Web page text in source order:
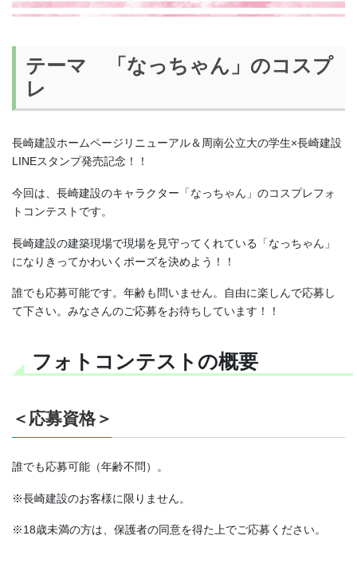
テーマ 「なっちゃん」のコスプ
レ
長崎建設ホームページリニューアル＆周南公立大の学生×長崎建設
LINEスタンプ発売記念！！
今回は、長崎建設のキャラクター「なっちゃん」のコスプレフォ
トコンテストです。
長崎建設の建築現場で現場を見守ってくれている「なっちゃん」
になりきってかわいくポーズを決めよう！！
誰でも応募可能です。年齢も問いません。自由に楽しんで応募し
て下さい。みなさんのご応募をお待ちしています！！
フォトコンテストの概要
＜応募資格＞
誰でも応募可能（年齢不問）。
※長崎建設のお客様に限りません。
※18歳未満の方は、保護者の同意を得た上でご応募ください。